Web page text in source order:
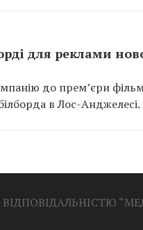
для реклами
до прем’єри
в Лос-Анджелесі.